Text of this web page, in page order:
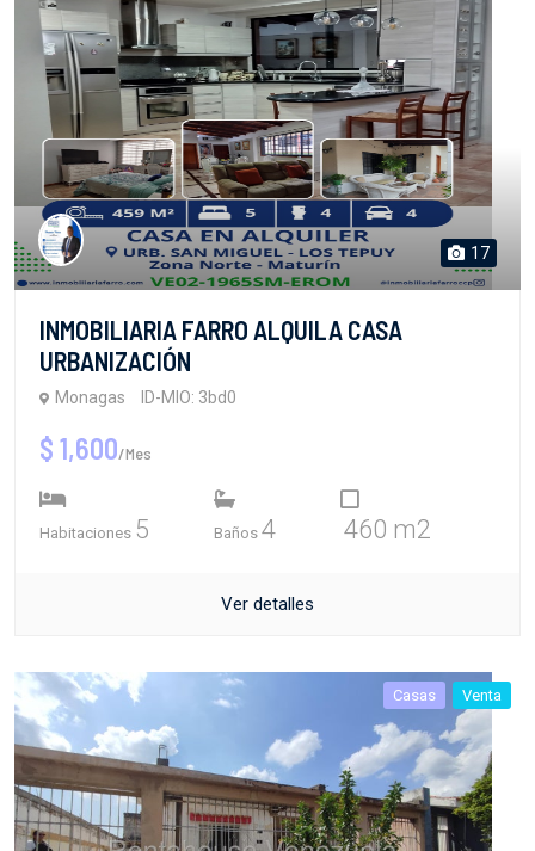
17
INMOBILIARIA FARRO ALQUILA CASA
URBANIZACIÓN
Monagas ID-MIO: 3bd0
$ 1,600/Mes
Habitaciones 5 Baños 4 460 m2
Ver detalles
Casas Venta